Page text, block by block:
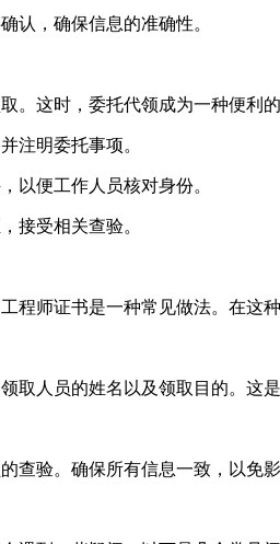
认，确保信息的准确性。
。这时，委托代领成为一种便利
注明委托事项。
以便工作人员核对身份。
接受相关查验。
程师证书是一种常见做法。在这
取人员的姓名以及领取目的。这
查验。确保所有信息一致，以免影